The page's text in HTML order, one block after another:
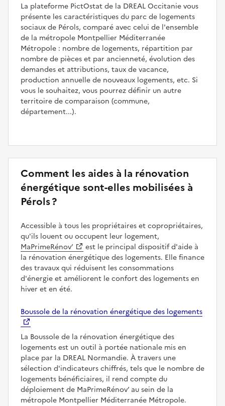
La plateforme PictOstat de la DREAL Occitanie vous
présente les caractéristiques du parc de logements
sociaux de Pérols, comparé avec celui de l'ensemble
de la métropole Montpellier Méditerranée
Métropole : nombre de logements, répartition par
nombre de pièces et par ancienneté, évolution des
demandes et attributions, taux de vacance,
production annuelle de nouveaux logements, etc. Si
vous le souhaitez, vous pourrez définir un autre
territoire de comparaison (commune,
département...).
Comment les aides à la rénovation
énergétique sont-elles mobilisées à
Pérols ?
Accessible à tous les propriétaires et copropriétaires,
qu'ils louent ou occupent leur logement,
MaPrimeRénov’
est le principal dispositif d'aide à
la rénovation énergétique des logements. Elle finance
des travaux qui réduisent les consommations
d'énergie et améliorent le confort des logements en
hiver et en été.
Boussole de la rénovation énergétique des logements
La Boussole de la rénovation énergétique des
logements est un outil à portée nationale mis en
place par la DREAL Normandie. À travers une
sélection d'indicateurs chiffrés, tels que le nombre de
logements bénéficiaires, il rend compte du
déploiement de MaPrimeRénov’ au sein de la
métropole Montpellier Méditerranée Métropole.